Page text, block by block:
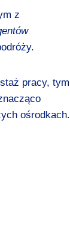
z
pracy, tym
ośrodkach.